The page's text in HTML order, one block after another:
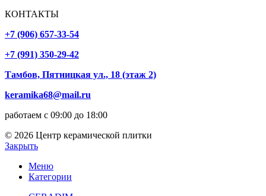
КОНТАКТЫ
+7 (906) 657-33-54
+7 (991) 350-29-42
Тамбов, Пятницкая ул., 18 (этаж 2)
keramika68@mail.ru
работаем с 09:00 до 18:00
© 2026 Центр керамической плитки
Закрыть
Меню
Категории